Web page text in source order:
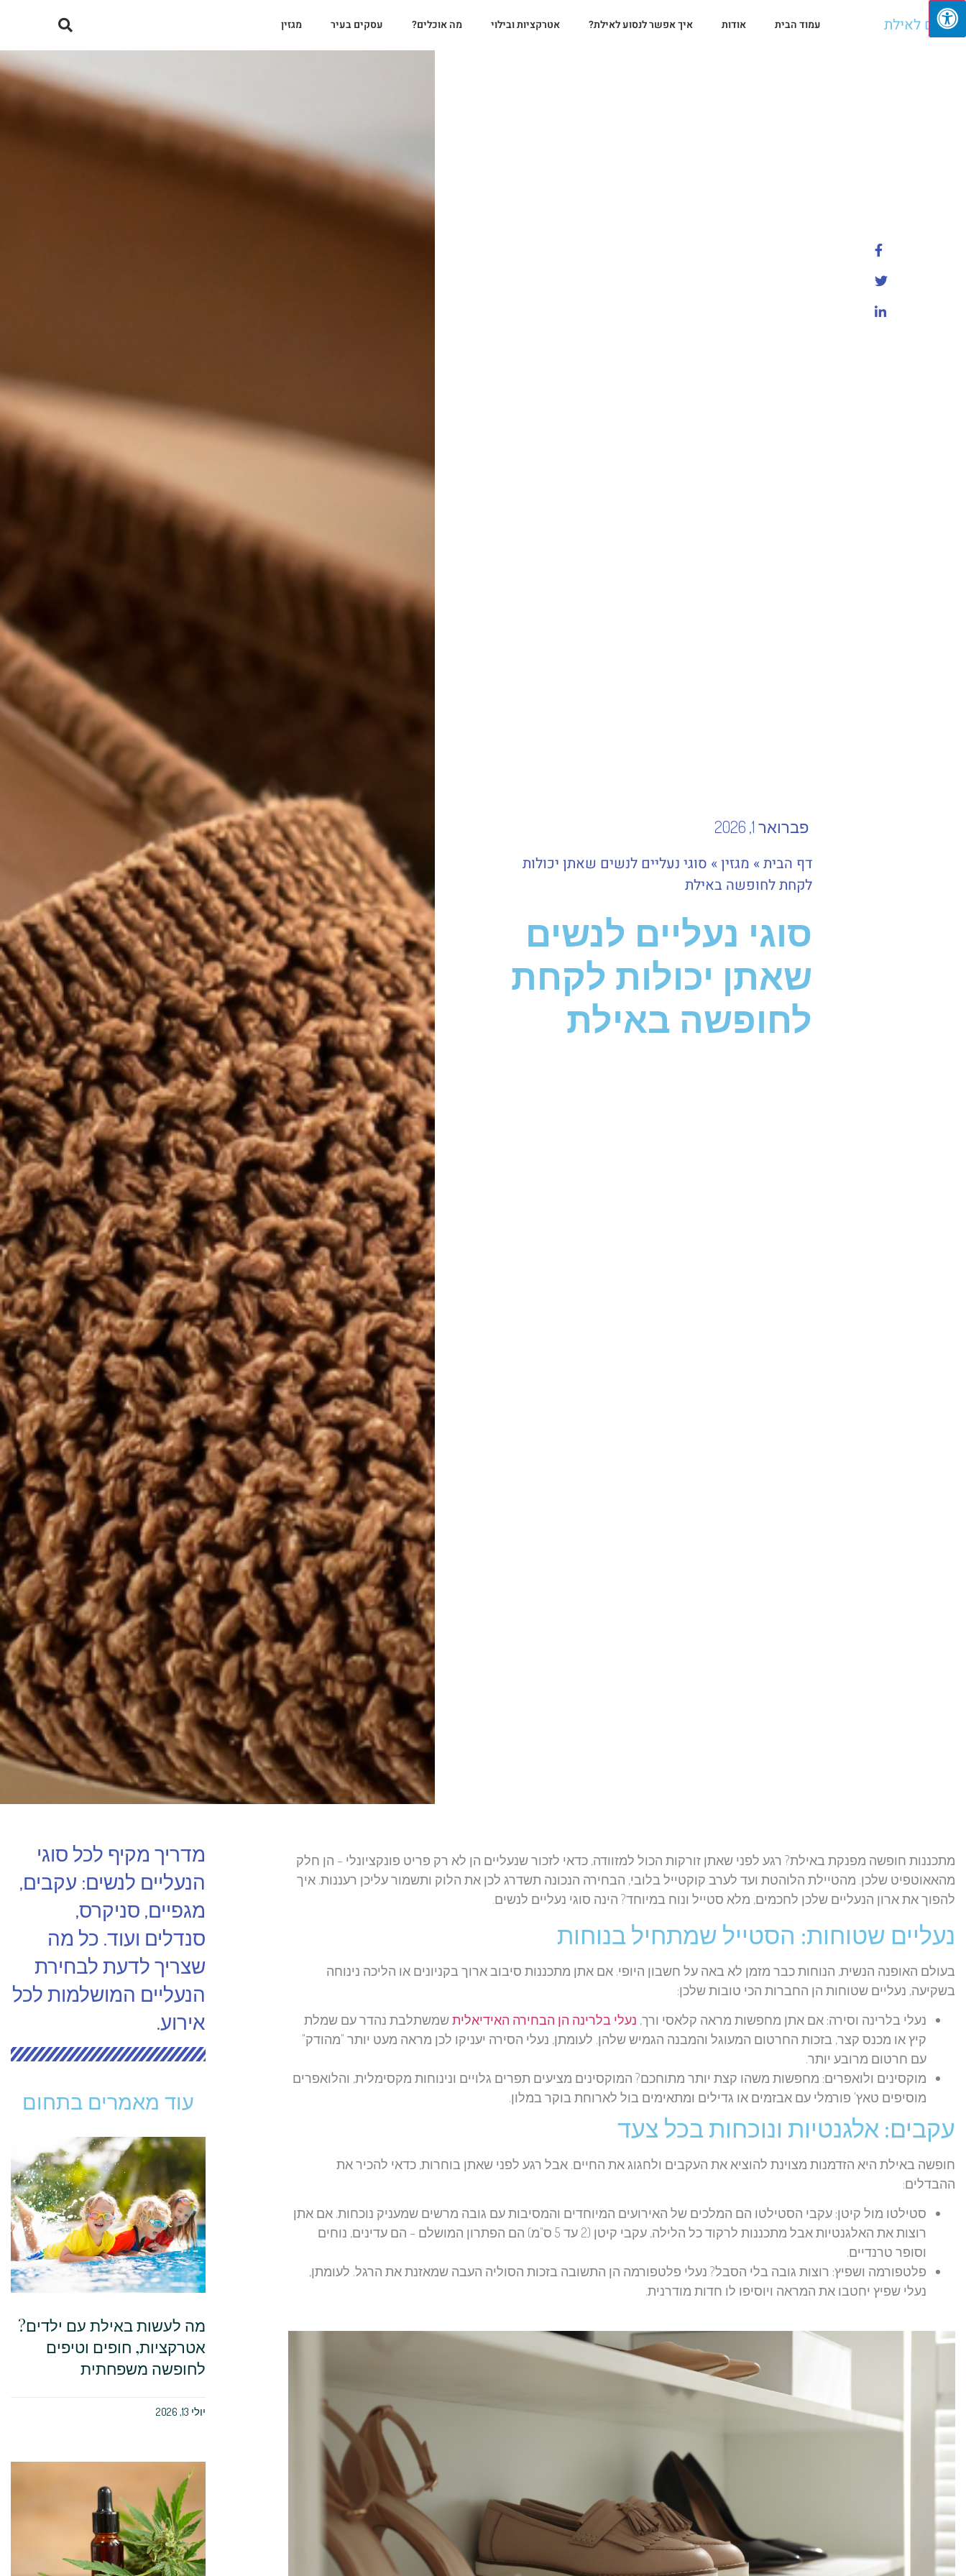
מגיעים לאילת עמוד הבית אודות איך אפשר לנסוע לאילת? אטרקציות ובילוי מה אוכלים? עסקים בעיר מגזין
פברואר 1, 2026
דף הבית» מגזין» סוגי נעליים לנשים שאתן יכולות
לקחת לחופשה באילת
סוגי נעליים לנשים
שאתן יכולות לקחת
לחופשה באילת
מתכננות חופשה מפנקת באילת? רגע לפני שאתן זורקות הכול למזוודה, כדאי לזכור שנעליים הן לא רק פריט פונקציונלי – הן חלק
מהאאוטפיט שלכן. מהטיילת הלוהטת ועד לערב קוקטייל בלובי, הבחירה הנכונה תשדרג לכן את הלוק ותשמור עליכן רעננות. איך
להפוך את ארון הנעליים שלכן לחכמים, מלא סטייל ונוח במיוחד? הינה סוגי נעליים לנשים.
נעליים שטוחות: הסטייל שמתחיל בנוחות
בעולם האופנה הנשית, הנוחות כבר מזמן לא באה על חשבון היופי. אם אתן מתכננות סיבוב ארוך בקניונים או הליכה נינוחה
בשקיעה, נעליים שטוחות הן החברות הכי טובות שלכן:
נעלי בלרינה וסירה: אם אתן מחפשות מראה קלאסי ורך, נעלי בלרינה הן הבחירה האידיאליתשמשתלבת נהדר עם שמלת
קיץ או מכנס קצר, בזכות החרטום המעוגל והמבנה הגמיש שלהן. לעומתן, נעלי הסירה יעניקו לכן מראה מעט יותר "מהודק"
עם חרטום מרובע יותר.
מוקסינים ולואפרים: מחפשות משהו קצת יותר מתוחכם? המוקסינים מציעים תפרים גלויים ונינוחות מקסימלית, והלואפרים
מוסיפים טאץ' פורמלי עם אבזמים או גדילים ומתאימים בול לארוחת בוקר במלון.
עקבים: אלגנטיות ונוכחות בכל צעד
חופשה באילת היא הזדמנות מצוינת להוציא את העקבים ולחגוג את החיים. אבל רגע לפני שאתן בוחרות, כדאי להכיר את
ההבדלים:
סטילטו מול קיטן: עקבי הסטילטו הם המלכים של האירועים המיוחדים והמסיבות עם גובה מרשים שמעניק נוכחות. אם אתן
רוצות את האלגנטיות אבל מתכננות לרקוד כל הלילה, עקבי קיטן (2 עד 5 ס"מ) הם הפתרון המושלם – הם עדינים, נוחים
וסופר טרנדיים.
פלטפורמה ושפיץ: רוצות גובה בלי הסבל? נעלי פלטפורמה הן התשובה בזכות הסוליה העבה שמאזנת את הרגל. לעומתן,
נעלי שפיץ יחטבו את המראה ויוסיפו לו חדות מודרנית.
מדריך מקיף לכל סוגי
הנעליים לנשים: עקבים,
מגפיים, סניקרס,
סנדלים ועוד. כל מה
שצריך לדעת לבחירת
הנעליים המושלמות לכל
אירוע.
עוד מאמרים בתחום
מה לעשות באילת עם ילדים?
אטרקציות, חופים וטיפים
לחופשה משפחתית
יולי 13, 2026